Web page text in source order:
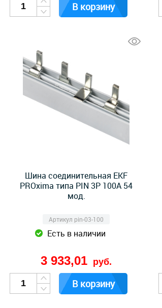
В корзину
Шина соединительная EKF
PROxima типа PIN 3P 100А 54
мод.
Артикул pin-03-100
Есть в наличии
3 933,01 руб.
В корзину